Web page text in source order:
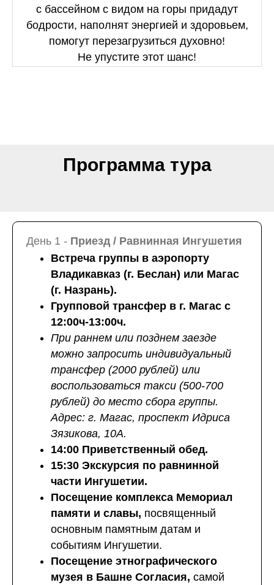
с бассейном с видом на горы придадут
бодрости, наполнят энергией и здоровьем,
помогут перезагрузиться духовно!
Не упустите этот шанс!
Программа тура
День 1 - Приезд / Равнинная Ингушетия
Встреча группы в аэропорту
Владикавказ (г. Беслан) или Магас
(г. Назрань).
Групповой трансфер в г. Магас с
12:00ч-13:00ч.
При раннем или позднем заезде
можно запросить индивидуальный
трансфер (2000 рублей) или
воспользоваться такси (500-700
рублей) до место сбора группы.
Адрес: г. Магас, проспект Идриса
Зязикова, 10А.
14:00 Приветственный обед.
15:30 Экскурсия по равнинной
части Ингушетии.
Посещение комплекса Мемориал
памяти и славы, посвященный
основным памятным датам и
событиям Ингушетии.
Посещение этнографического
музея в Башне Согласия, самой